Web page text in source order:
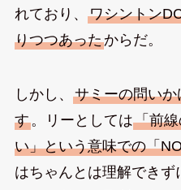
れており、 ワシントン
りつつあったからだ。
しかし、 サミーの問い
す。リーとしては「前
い」という意味での「
はちゃんとは理解でき